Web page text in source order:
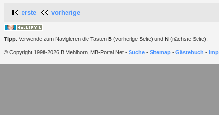
erste vorherige
Tipp: Verwende zum Navigieren die Tasten B (vorherige Seite) und N (nächste Seite).
© Copyright 1998-2026 B.Mehlhorn, MB-Portal.Net - Suche - Sitemap - Gästebuch -